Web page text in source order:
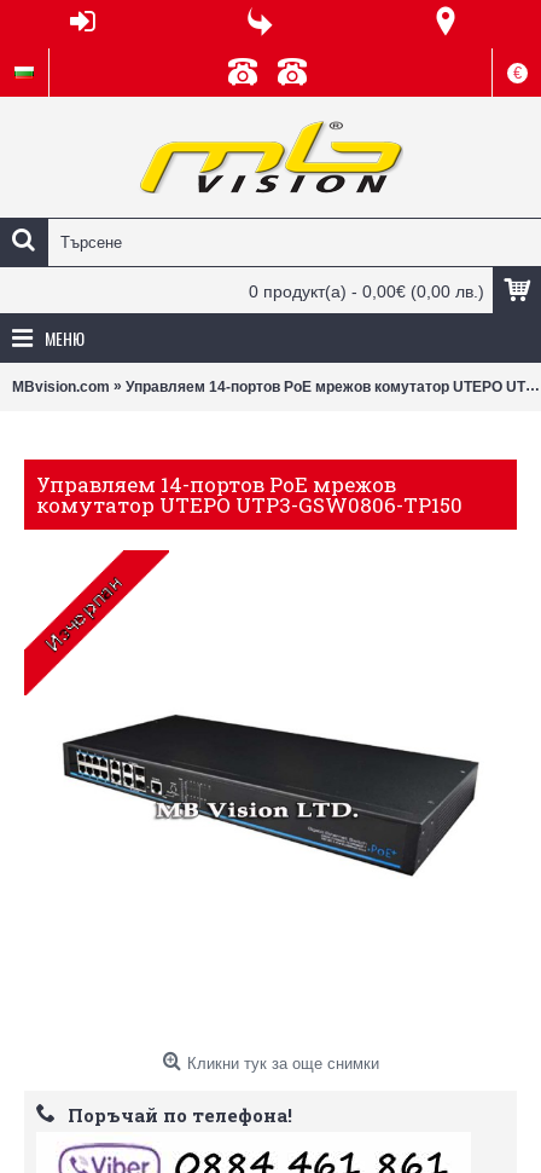
€
0 продукт(а) - 0,00€ (0,00 лв.)
МЕНЮ
MBvision.com » Управляем 14-портов PoE мрежов комутатор UTEPO UTP3-GSW0806-TP150
Управляем 14-портов PoE мрежов
комутатор UTEPO UTP3-GSW0806-TP150
Кликни тук за още снимки
Поръчай по телефона!